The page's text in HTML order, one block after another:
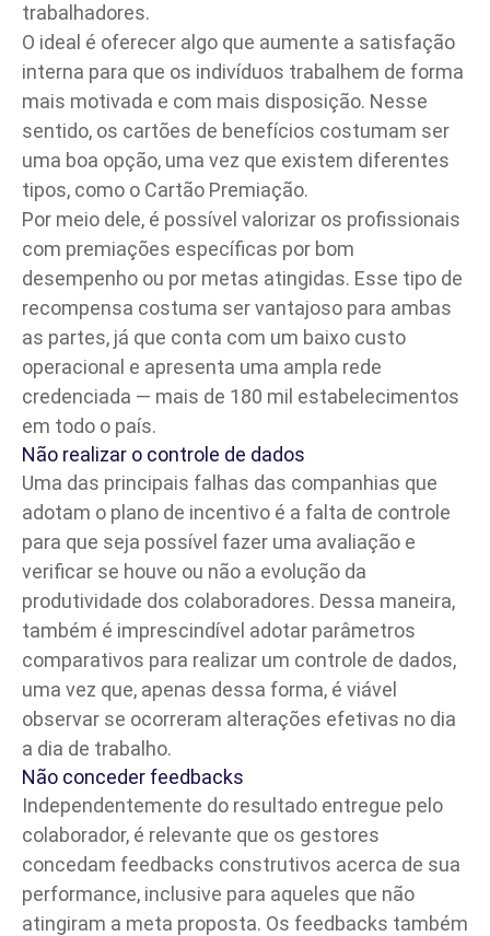
trabalhadores.
O ideal é oferecer algo que aumente a satisfação
interna para que os indivíduos trabalhem de forma
mais motivada e com mais disposição. Nesse
sentido, os cartões de benefícios costumam ser
uma boa opção, uma vez que existem diferentes
tipos, como o Cartão Premiação.
Por meio dele, é possível valorizar os profissionais
com premiações específicas por bom
desempenho ou por metas atingidas. Esse tipo de
recompensa costuma ser vantajoso para ambas
as partes, já que conta com um baixo custo
operacional e apresenta uma ampla rede
credenciada — mais de 180 mil estabelecimentos
em todo o país.
Não realizar o controle de dados
Uma das principais falhas das companhias que
adotam o plano de incentivo é a falta de controle
para que seja possível fazer uma avaliação e
verificar se houve ou não a evolução da
produtividade dos colaboradores. Dessa maneira,
também é imprescindível adotar parâmetros
comparativos para realizar um controle de dados,
uma vez que, apenas dessa forma, é viável
observar se ocorreram alterações efetivas no dia
a dia de trabalho.
Não conceder feedbacks
Independentemente do resultado entregue pelo
colaborador, é relevante que os gestores
concedam feedbacks construtivos acerca de sua
performance, inclusive para aqueles que não
atingiram a meta proposta. Os feedbacks também